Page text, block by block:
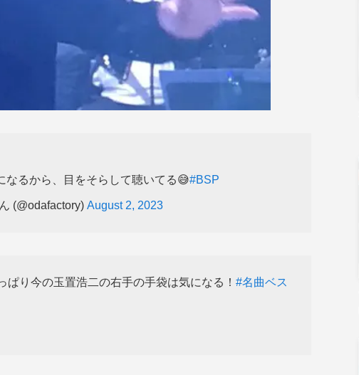
なるから、目をそらして聴いてる😅#BSP
(@odafactory) August 2, 2023
り今の玉置浩二の右手の手袋は気になる！ #名曲ベス